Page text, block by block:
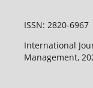
ISSN: 2820-6967
International
Management,